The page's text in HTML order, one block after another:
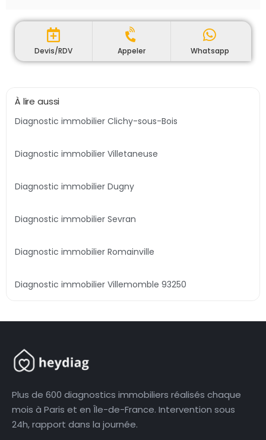
Devis/RDV Appeler Whatsapp
À lire aussi
Diagnostic immobilier Clichy-sous-Bois
Diagnostic immobilier Villetaneuse
Diagnostic immobilier Dugny
Diagnostic immobilier Sevran
Diagnostic immobilier Romainville
Diagnostic immobilier Villemomble 93250
Plus de 600 diagnostics immobiliers réalisés chaque
mois à Paris et en Île-de-France. Intervention sous
24h, rapport dans la journée.